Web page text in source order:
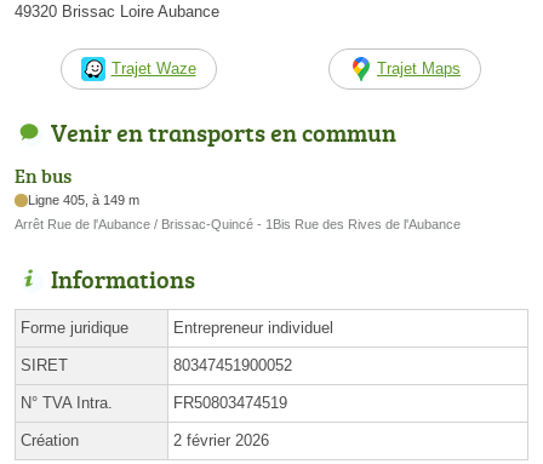
49320 Brissac Loire Aubance
Trajet Waze Trajet Maps
Venir en transports en commun
En bus
Ligne 405, à 149 m
Arrêt Rue de l'Aubance / Brissac-Quincé - 1Bis Rue des Rives de l'Aubance
Informations
Forme juridique Entrepreneur individuel
SIRET 80347451900052
N° TVA Intra. FR50803474519
Création 2 février 2026